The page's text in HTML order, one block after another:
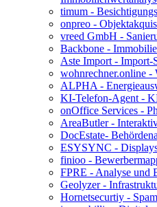
timum -
onpreo -
vreed GmbH -
Backbone -
Aste Import - Import-
wohnrechner.online -
ALPHA -
KI-Telefon-Agent -
onOffice Services -
AreaButler -
DocEstate-
ESYSYNC -
finioo -
FPRE - Analyse und
Geolyzer -
Hornetsecurtiy -